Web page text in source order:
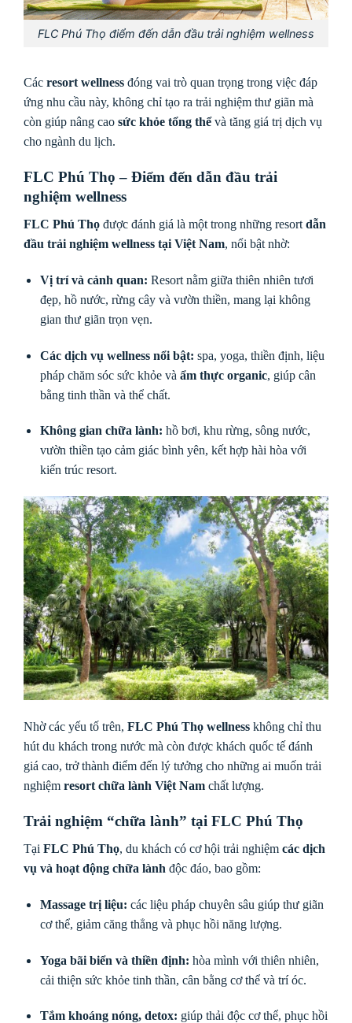
FLC Phú Thọ điểm đến dẫn đầu trải nghiệm wellness
Các resort wellness đóng vai trò quan trọng trong việc đáp
ứng nhu cầu này, không chỉ tạo ra trải nghiệm thư giãn mà
còn giúp nâng cao sức khỏe tổng thểvà tăng giá trị dịch vụ
cho ngành du lịch.
FLC Phú Thọ – Điểm đến dẫn đầu trải
nghiệm wellness
FLC Phú Thọ được đánh giá là một trong những resort dẫn
đầu trải nghiệm wellness tại Việt Nam, nổi bật nhờ:
Vị trí và cảnh quan: Resort nằm giữa thiên nhiên tươi
đẹp, hồ nước, rừng cây và vườn thiền, mang lại không
gian thư giãn trọn vẹn.
Các dịch vụ wellness nổi bật: spa, yoga, thiền định, liệu
pháp chăm sóc sức khỏe và ẩm thực organic, giúp cân
bằng tinh thần và thể chất.
Không gian chữa lành: hồ bơi, khu rừng, sông nước,
vườn thiền tạo cảm giác bình yên, kết hợp hài hòa với
kiến trúc resort.
Nhờ các yếu tố trên, FLC Phú Thọ wellness không chỉ thu
hút du khách trong nước mà còn được khách quốc tế đánh
giá cao, trở thành điểm đến lý tưởng cho những ai muốn trải
nghiệm resort chữa lành Việt Nam chất lượng.
Trải nghiệm “chữa lành” tại FLC Phú Thọ
Tại FLC Phú Thọ, du khách có cơ hội trải nghiệm các dịch
vụ và hoạt động chữa lành độc đáo, bao gồm:
Massage trị liệu: các liệu pháp chuyên sâu giúp thư giãn
cơ thể, giảm căng thẳng và phục hồi năng lượng.
Yoga bãi biển và thiền định: hòa mình với thiên nhiên,
cải thiện sức khỏe tinh thần, cân bằng cơ thể và trí óc.
Tắm khoáng nóng, detox: giúp thải độc cơ thể, phục hồi